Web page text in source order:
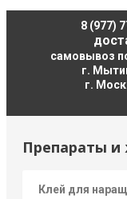
8 (977)
самовывоз по
г.
г.
Препараты и
Клей для